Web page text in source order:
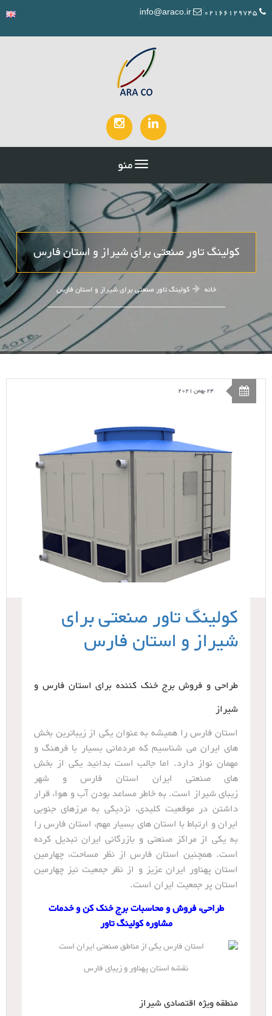
منو
کولینگ تاور صنعتی برای شیراز و استان فارس
خانه کولینگ تاور صنعتی برای شیراز و استان فارس
24 بهمن 2021
کولینگ تاور صنعتی برای
شیراز و استان فارس
طراحی و فروش برج خنک کننده برای استان فارس و
شیراز
استان فارس را همیشه به عنوان یکی از زیباترین بخش
های ایران می شناسیم که مردمانی بسیار با فرهنگ و
مهمان نواز دارد. اما جالب است بدانید یکی از بخش
های صنعتی ایران استان فارس و شهر
زیبای شیراز است. به خاطر مساعد بودن آب و هوا، قرار
داشتن در موقعیت کلیدی، نزدیکی به مرزهای جنوبی
ایران و ارتباط با استان های بسیار مهم، استان فارس را
به یکی از مراکز صنعتی و بازرگانی ایران تبدیل کرده
است. همچنین استان فارس از نظر مساحت، چهارمین
استان پهناور ایران عزیز و از نظر جمعیت نیز چهارمین
استان پر جمعیت ایران است.
طراحی، فروش و محاسبات برج خنک کن و خدمات
مشاوره کولینگ تاور
نقشه استان پهناور و زیبای فارس
منطقه ویژه اقتصادی شیراز